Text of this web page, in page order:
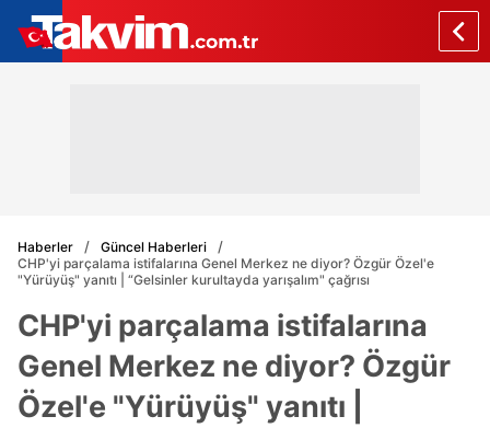
Haberler
Güncel Haberleri
CHP'yi parçalama istifalarına Genel Merkez ne diyor? Özgür Özel'e
"Yürüyüş" yanıtı | “Gelsinler kurultayda yarışalım" çağrısı
CHP'yi parçalama istifalarına
Genel Merkez ne diyor? Özgür
Özel'e "Yürüyüş" yanıtı |